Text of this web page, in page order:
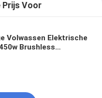
Prijs Voor
Volwassen Elektrische
Brushless